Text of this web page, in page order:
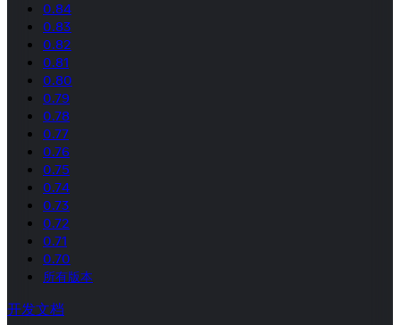
0.84
0.83
0.82
0.81
0.80
0.79
0.78
0.77
0.76
0.75
0.74
0.73
0.72
0.71
0.70
所有版本
开发文档